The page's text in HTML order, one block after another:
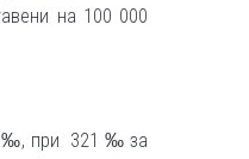
на 100 000
‰, при 321 ‰ за